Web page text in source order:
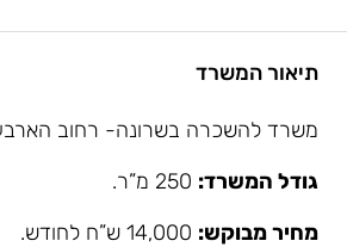
תיאור המשרד
משרד להשכרה בשרונה- רחוב
גודל המשרד:
מחיר מבוקש: